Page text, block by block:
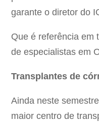
garante o diretor do
Que é referência em
de especialistas em
Transplantes de
Ainda neste
maior centro de